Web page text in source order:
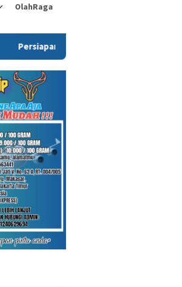
OlahRaga
RI di Papua Selatan Capai 85 Persen,